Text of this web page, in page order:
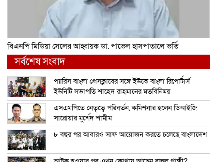
বিএনপি মিডিয়া সেলের আহ্বায়ক ডা. পাভেল হাসপাতালে ভর্তি
সর্বশেষ সংবাদ
প্যারিস বাংলা প্রেসক্লাবের সঙ্গে ইউকে বাংলা রিপোর্টার্স
ইউনিটি সভাপতি শাহেদ রাহমানের মতবিনিময়
এসএমপিতে নেতৃত্বে পরিবর্তন, কমিশনার হলেন ডিআইজি
সারোয়ার মুর্শেদ শামীম
৮ বছর পর আবারও সাফ আয়োজন করতে চলেছে বাংলাদেশ